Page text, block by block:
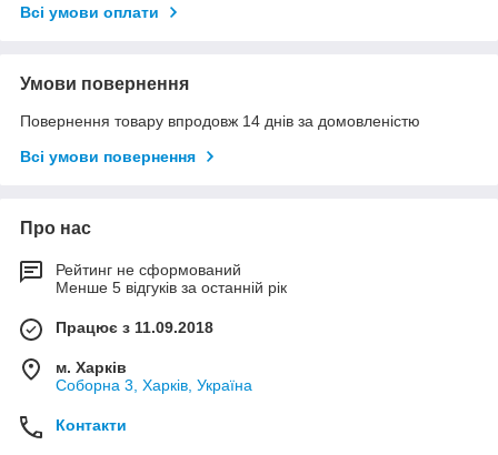
Всі умови оплати
Умови повернення
Повернення товару впродовж 14 днів за домовленістю
Всі умови повернення
Про нас
Рейтинг не сформований
Менше 5 відгуків за останній рік
Працює з 11.09.2018
м. Харків
Соборна 3, Харків, Україна
Контакти